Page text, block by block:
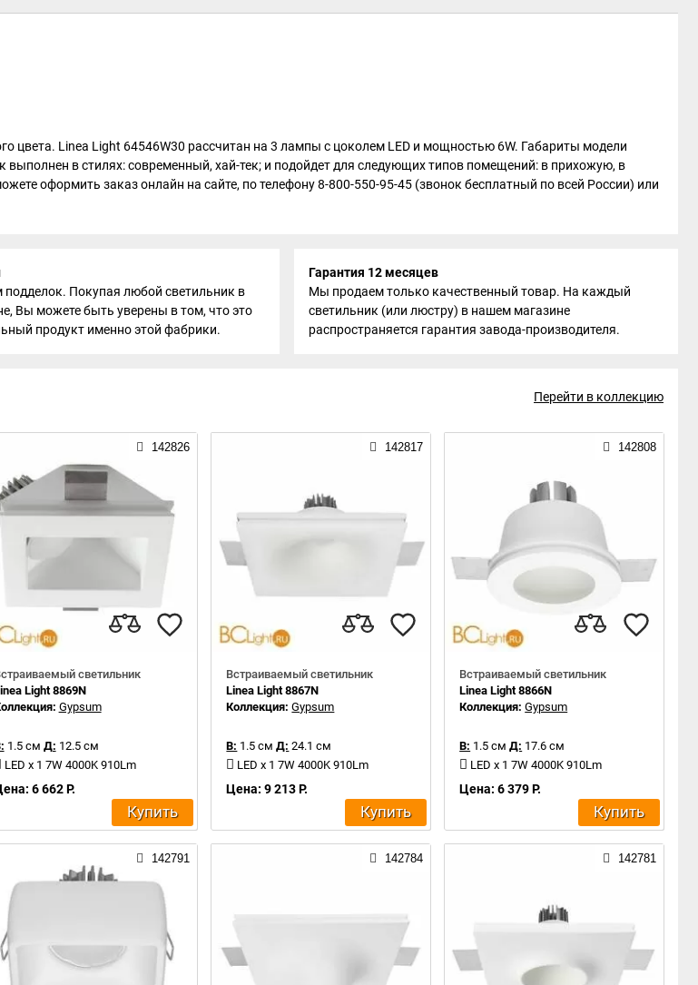
цвета. Linea Light 64546W30 рассчитан на 3 лампы с цоколем LED и мощностью 6W. Габариты модели
в стилях: современный, хай-тек; и подойдет для следующих типов помещений: в прихожую, в
оформить заказ онлайн на сайте, по телефону 8-800-550-95-45 (звонок бесплатный по всей России) или
Покупая любой светильник в
Вы можете быть уверены в том, что это
продукт именно этой фабрики.
Гарантия 12 месяцев
Мы продаем только качественный товар. На каждый
светильник (или люстру) в нашем магазине
распространяется гарантия завода-производителя.
Перейти в коллекцию
142826
светильник
Light 8869N
Gypsum
1.5 см Д: 12.5 см
LED x 1 7W 4000K 910Lm
6 662 Р.
Купить
142817
Встраиваемый светильник
Linea Light 8867N
Коллекция:Gypsum
В: 1.5 см Д: 24.1 см
LED x 1 7W 4000K 910Lm
Цена: 9 213 Р.
Купить
142808
Встраиваемый светильник
Linea Light 8866N
Коллекция:Gypsum
В: 1.5 см Д: 17.6 см
LED x 1 7W 4000K 910Lm
Цена: 6 379 Р.
Купить
142791 142784 142781